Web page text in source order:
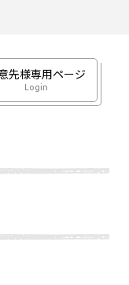
先様専用ページ
Login